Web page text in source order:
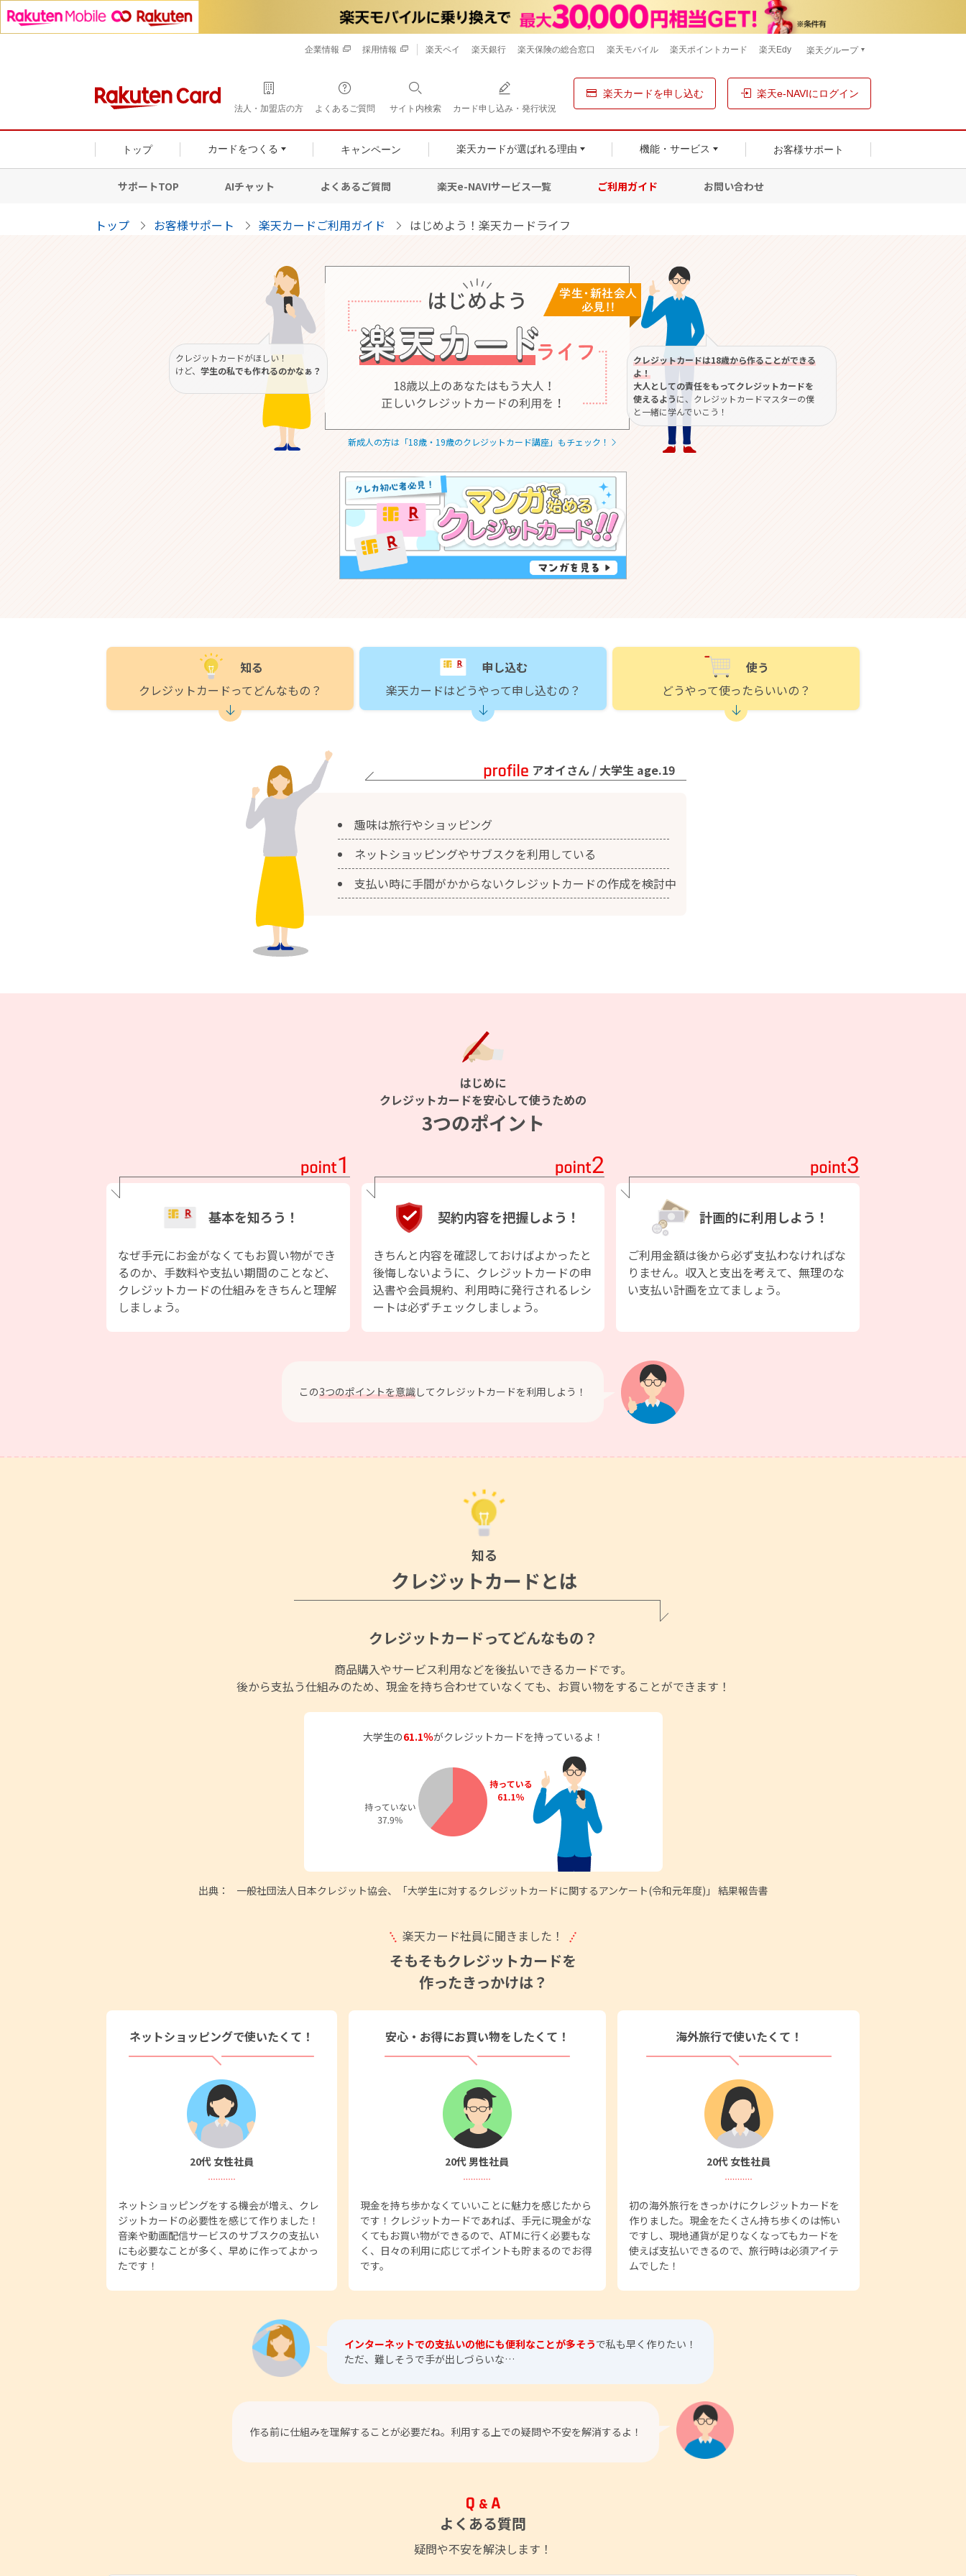
企業情報 採用情報 楽天ペイ 楽天銀行 楽天保険の総合窓口 楽天モバイル 楽天ポイントカード 楽天Edy 楽天グループ
法人・加盟店の方 よくあるご質問 サイト内検索 カード申し込み・発行状況
楽天カードを申し込む 楽天e-NAVIにログイン
トップ カードをつくる キャンペーン 楽天カードが選ばれる理由 機能・サービス お客様サポート
サポートTOP AIチャット よくあるご質問 楽天e-NAVIサービス一覧 ご利用ガイド お問い合わせ
トップ お客様サポート 楽天カードご利用ガイド はじめよう！楽天カードライフ
クレジットカードがほしい！
けど、 学生の私でも作れるのかなぁ？
新成人の方は「18歳・19歳のクレジットカード講座」もチェック！
クレジットカードは18歳から作ることができる
よ！
大人としての責任をもってクレジットカードを
使えるように、クレジットカードマスターの僕
と一緒に学んでいこう！
知る
クレジットカードってどんなもの？
申し込む
楽天カードはどうやって申し込むの？
使う
どうやって使ったらいいの？
アオイさん / 大学生 age.19
趣味は旅行やショッピング
ネットショッピングやサブスクを利用している
支払い時に手間がかからないクレジットカードの作成を検討中
はじめに
クレジットカードを安心して使うための
3つのポイント
基本を知ろう！
なぜ手元にお金がなくてもお買い物ができ
るのか、手数料や支払い期間のことなど、
クレジットカードの仕組みをきちんと理解
しましょう。
契約内容を把握しよう！
きちんと内容を確認しておけばよかったと
後悔しないように、クレジットカードの申
込書や会員規約、利用時に発行されるレシ
ートは必ずチェックしましょう。
計画的に利用しよう！
ご利用金額は後から必ず支払わなければな
りません。収入と支出を考えて、無理のな
い支払い計画を立てましょう。
この3つのポイントを意識してクレジットカードを利用しよう！
知る
クレジットカードとは
クレジットカードってどんなもの？
商品購入やサービス利用などを後払いできるカードです。
後から支払う仕組みのため、現金を持ち合わせていなくても、お買い物をすることができます！
大学生の61.1％がクレジットカードを持っているよ！
出典： 一般社団法人日本クレジット協会、「大学生に対するクレジットカードに関するアンケート(令和元年度)」 結果報告書
楽天カード社員に聞きました！
そもそもクレジットカードを
作ったきっかけは？
ネットショッピングで使いたくて！
20代 女性社員
ネットショッピングをする機会が増え、クレ
ジットカードの必要性を感じて作りました！
音楽や動画配信サービスのサブスクの支払い
にも必要なことが多く、早めに作ってよかっ
たです！
安心・お得にお買い物をしたくて！
20代 男性社員
現金を持ち歩かなくていいことに魅力を感じたから
です！クレジットカードであれば、手元に現金がな
くてもお買い物ができるので、ATMに行く必要もな
く、日々の利用に応じてポイントも貯まるのでお得
です。
海外旅行で使いたくて！
20代 女性社員
初の海外旅行をきっかけにクレジットカードを
作りました。現金をたくさん持ち歩くのは怖い
ですし、現地通貨が足りなくなってもカードを
使えば支払いできるので、旅行時は必須アイテ
ムでした！
インターネットでの支払いの他にも便利なことが多そうで私も早く作りたい！
ただ、難しそうで手が出しづらいな…
作る前に仕組みを理解することが必要だね。利用する上での疑問や不安を解消するよ！
よくある質問
疑問や不安を解決します！